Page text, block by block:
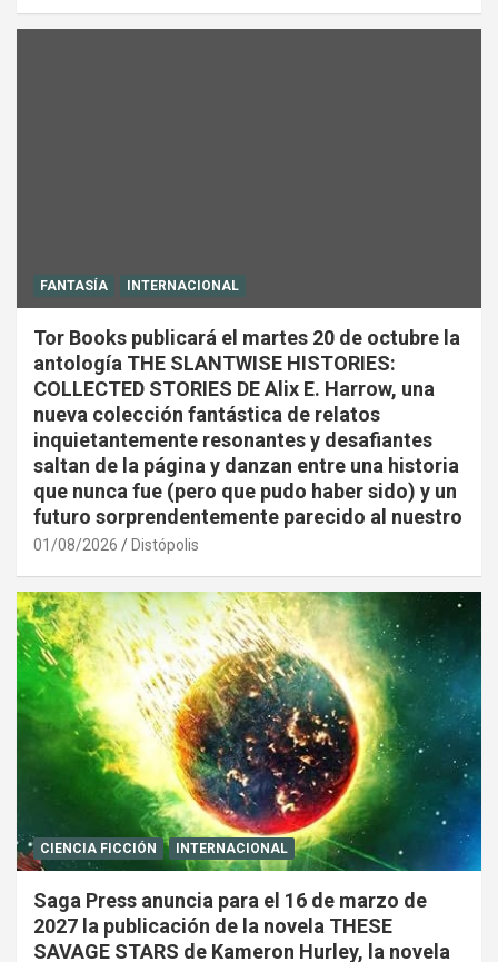
FANTASÍA INTERNACIONAL
Tor Books publicará el martes 20 de octubre la
antología THE SLANTWISE HISTORIES:
COLLECTED STORIES DE Alix E. Harrow, una
nueva colección fantástica de relatos
inquietantemente resonantes y desafiantes
saltan de la página y danzan entre una historia
que nunca fue (pero que pudo haber sido) y un
futuro sorprendentemente parecido al nuestro
01/08/2026 Distópolis
CIENCIA FICCIÓN INTERNACIONAL
Saga Press anuncia para el 16 de marzo de
2027 la publicación de la novela THESE
SAVAGE STARS de Kameron Hurley, la novela